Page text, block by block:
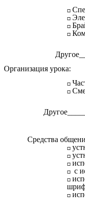
Организация урока:
Средства
с